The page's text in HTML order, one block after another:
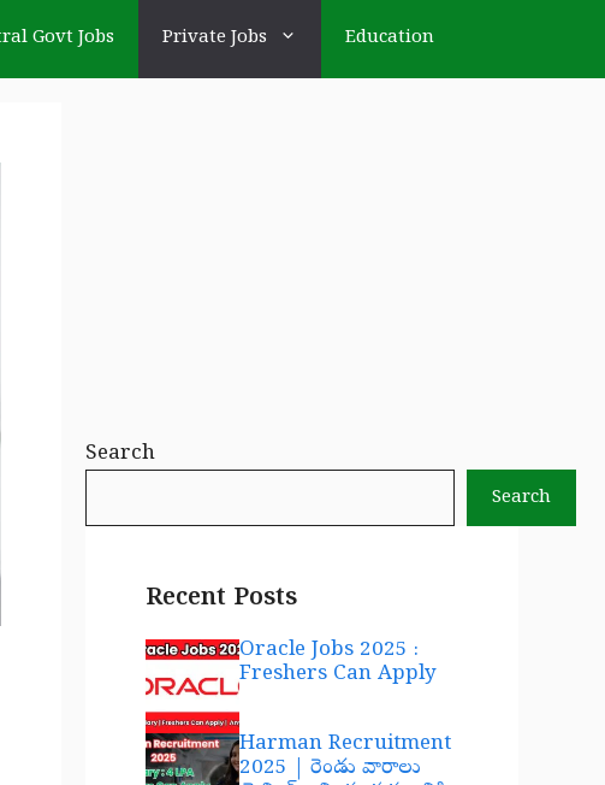
Govt Jobs Private Jobs Education
Search
Search
Recent Posts
Oracle Jobs 2025 :
Freshers Can Apply
Harman Recruitment
2025 | రెండు వారాలు